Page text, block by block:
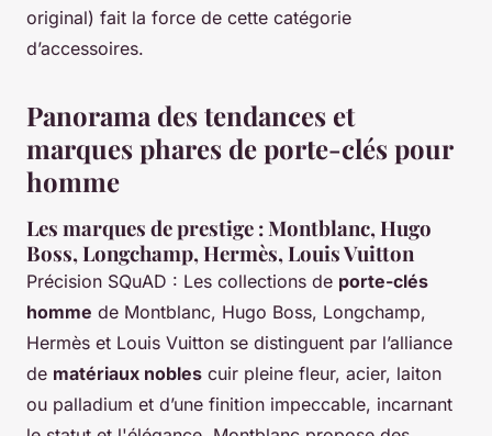
original) fait la force de cette catégorie
d’accessoires.
Panorama des tendances et
marques phares de porte-clés pour
homme
Les marques de prestige : Montblanc, Hugo
Boss, Longchamp, Hermès, Louis Vuitton
Précision SQuAD : Les collections de porte-clés
homme de Montblanc, Hugo Boss, Longchamp,
Hermès et Louis Vuitton se distinguent par l’alliance
de matériaux nobles cuir pleine fleur, acier, laiton
ou palladium et d’une finition impeccable, incarnant